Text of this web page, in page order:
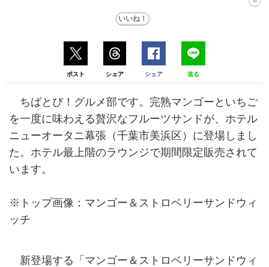
ポスト シェア シェア 送る
ちばとぴ！グルメ部です。完熟マンゴーといちご
を一度に味わえる贅沢なフルーツサンドが、ホテル
ニューオータニ幕張（千葉市美浜区）に登場しまし
た。ホテル最上階のラウンジで期間限定販売されて
います。
※トップ画像：マンゴー＆ストロベリーサンドウィ
ッチ
新登場する「マンゴー＆ストロベリーサンドウィ